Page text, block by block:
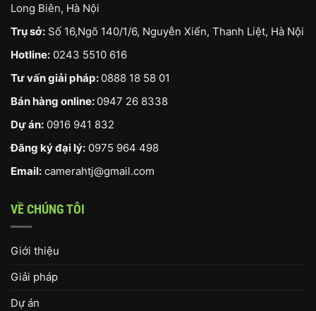
Long Biên, Hà Nội
Trụ sở: Số 16,Ngõ 140/1/6, Nguyễn Xiển, Thanh Liệt, Hà Nội
Hotline: 0243 5510 616
Tư vấn giải pháp: 0888 18 58 01
Bán hàng online: 0947 26 8338
Dự án: 0916 941 832
Đăng ký đại lý: 0975 964 498
Email: camerahtj@gmail.com
VỀ CHÚNG TÔI
Giới thiệu
Giải pháp
Dự án